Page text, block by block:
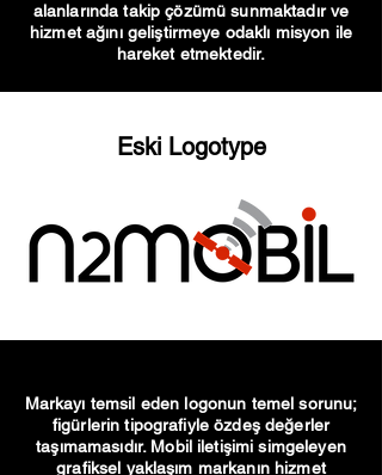
alanlarında takip çözümü sunmaktadır ve
hizmet ağını geliştirmeye odaklı misyon ile
hareket etmektedir.
Eski Logotype
Markayı temsil eden logonun temel sorunu;
figürlerin tipografiyle özdeş değerler
taşımamasıdır. Mobil iletişimi simgeleyen
grafiksel yaklaşım markanın hizmet